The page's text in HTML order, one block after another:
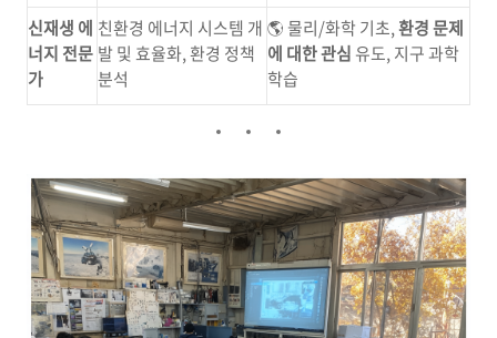
신재생 에
너지 전문
가
친환경 에너지 시스템 개
발 및 효율화, 환경 정책
분석
🌎 물리/화학 기초,환경 문제
에 대한 관심 유도, 지구 과학
학습